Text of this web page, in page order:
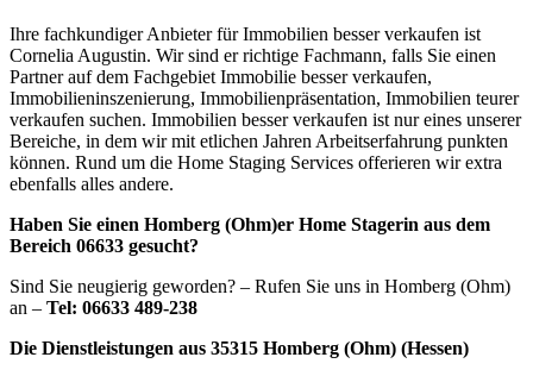
Ihre fachkundiger Anbieter für Immobilien besser verkaufen ist
Cornelia Augustin. Wir sind er richtige Fachmann, falls Sie einen
Partner auf dem Fachgebiet Immobilie besser verkaufen,
Immobilieninszenierung, Immobilienpräsentation, Immobilien teurer
verkaufen suchen. Immobilien besser verkaufen ist nur eines unserer
Bereiche, in dem wir mit etlichen Jahren Arbeitserfahrung punkten
können. Rund um die Home Staging Services offerieren wir extra
ebenfalls alles andere.
Haben Sie einen Homberg (Ohm)er Home Stagerin aus dem
Bereich 06633 gesucht?
Sind Sie neugierig geworden? – Rufen Sie uns in Homberg (Ohm)
an – Tel: 06633 489-238
Die Dienstleistungen aus 35315 Homberg (Ohm) (Hessen)